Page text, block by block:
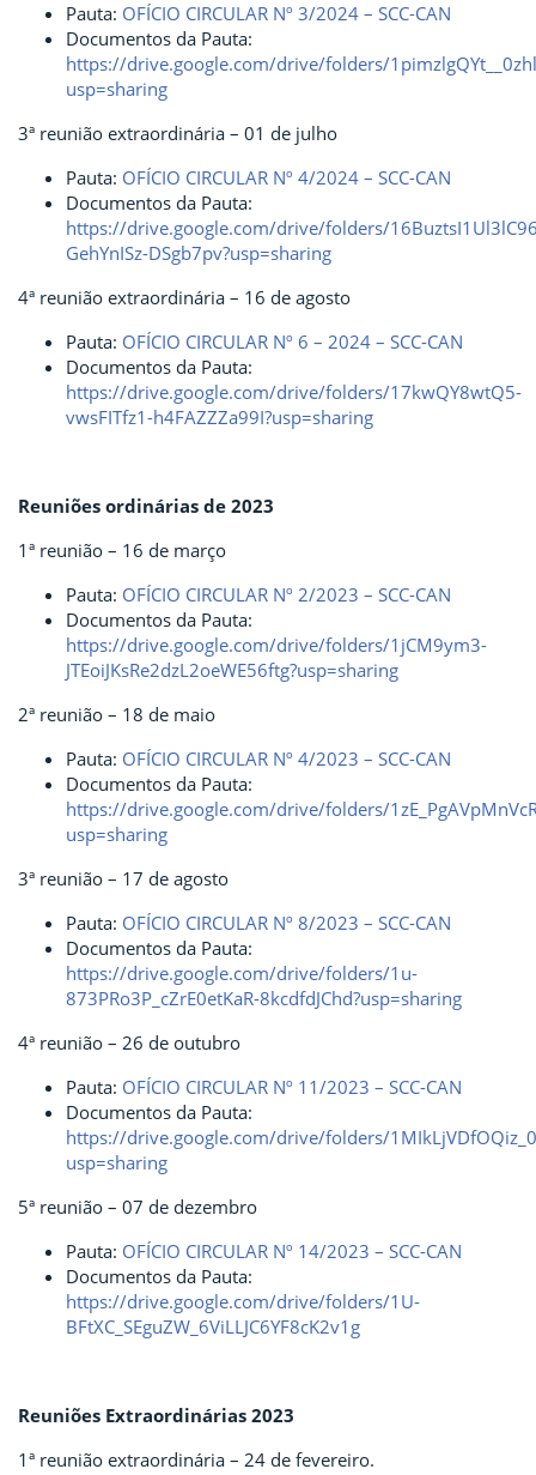
Pauta: OFÍCIO CIRCULAR Nº 3/2024 – SCC-CAN
Documentos da Pauta:
https://drive.google.com/drive/folders/
usp=sharing
3ª reunião extraordinária – 01 de julho
Pauta: OFÍCIO CIRCULAR Nº 4/2024 – SCC-CAN
Documentos da Pauta:
https://drive.google.com/drive/folders/
GehYnISz-DSgb7pv?usp=sharing
4ª reunião extraordinária – 16 de agosto
Pauta: OFÍCIO CIRCULAR Nº 6 – 2024 – SCC-CAN
Documentos da Pauta:
https://drive.google.com/drive/folders/17kwQY8wtQ5-
vwsFITfz1-h4FAZZZa99I?usp=sharing
Reuniões ordinárias de 2023
1ª reunião – 16 de março
Pauta: OFÍCIO CIRCULAR Nº 2/2023 – SCC-CAN
Documentos da Pauta:
https://drive.google.com/drive/folders/1jCM9ym3-
JTEoiJKsRe2dzL2oeWE56ftg?usp=sharing
2ª reunião – 18 de maio
Pauta: OFÍCIO CIRCULAR Nº 4/2023 – SCC-CAN
Documentos da Pauta:
https://drive.google.com/drive/folders/
usp=sharing
3ª reunião – 17 de agosto
Pauta: OFÍCIO CIRCULAR Nº 8/2023 – SCC-CAN
Documentos da Pauta:
https://drive.google.com/drive/folders/1u-
873PRo3P_cZrE0etKaR-8kcdfdJChd?usp=sharing
4ª reunião – 26 de outubro
Pauta: OFÍCIO CIRCULAR Nº 11/2023 – SCC-CAN
Documentos da Pauta:
https://drive.google.com/drive/folders/
usp=sharing
5ª reunião – 07 de dezembro
Pauta: OFÍCIO CIRCULAR Nº 14/2023 – SCC-CAN
Documentos da Pauta:
https://drive.google.com/drive/folders/1U-
BFtXC_SEguZW_6ViLLJC6YF8cK2v1g
Reuniões Extraordinárias 2023
1ª reunião extraordinária – 24 de fevereiro.